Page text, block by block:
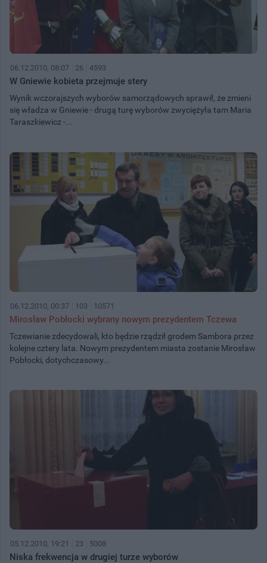
06.12.2010, 08:07 26 4593
W Gniewie kobieta przejmuje stery
Wynik wczorajszych wyborów samorządowych sprawił, że zmieni
się władza w Gniewie - drugą turę wyborów zwyciężyła tam Maria
Taraszkiewicz -...
06.12.2010, 00:37 103 10571
Mirosław Pobłocki wybrany nowym prezydentem Tczewa
Tczewianie zdecydowali, kto będzie rządził grodem Sambora przez
kolejne cztery lata. Nowym prezydentem miasta zostanie Mirosław
Pobłocki, dotychczasowy...
05.12.2010, 19:21 23 5008
Niska frekwencja w drugiej turze wyborów